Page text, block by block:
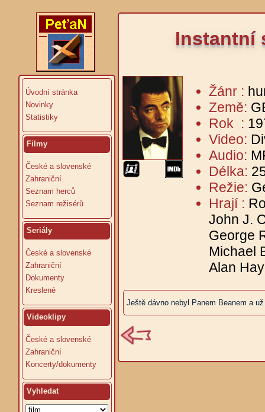
Úvodní stránka
Novinky
Statistiky
Filmy
České a slovenské
Zahraniční
Seznam herců
Seznam režisérů
Seriály
České a slovenské
Zahraniční
Dokumenty
Kreslené
Videoklipy
České a slovenské
Zahraniční
Koncerty/dokumenty
Vyhledat
Instantní
Žánr :
Země:
Rok :
Video:
Audio:
Délka:
Režie:
Hrají :
John J.
George
Michael
Alan Hay
Ještě dávno nebyl Panem Beanem a